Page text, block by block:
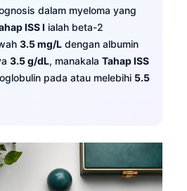
dalam myeloma yang
ISS I ialah beta-2
3.5 mg/L dengan albumin
3.5 g/dL, manakala Tahap ISS
pada atau melebihi 5.5